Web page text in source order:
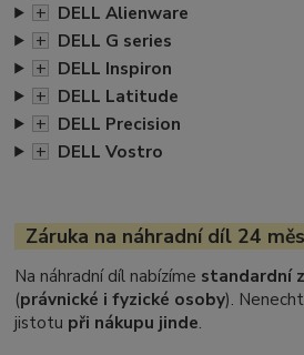
+ DELL Alienware
+ DELL G series
+ DELL Inspiron
+ DELL Latitude
+ DELL Precision
+ DELL Vostro
Záruka na náhradní díl 24
Na náhradní díl nabízíme standardní
(právnické i fyzické osoby).
jistotu při nákupu jinde.